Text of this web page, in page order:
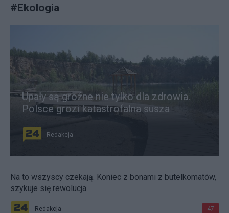
#Ekologia
Upały są groźne nie tylko dla zdrowia.
Polsce grozi katastrofalna susza
Redakcja
Na to wszyscy czekają. Koniec z bonami z butelkomatów,
szykuje się rewolucja
Redakcja 47